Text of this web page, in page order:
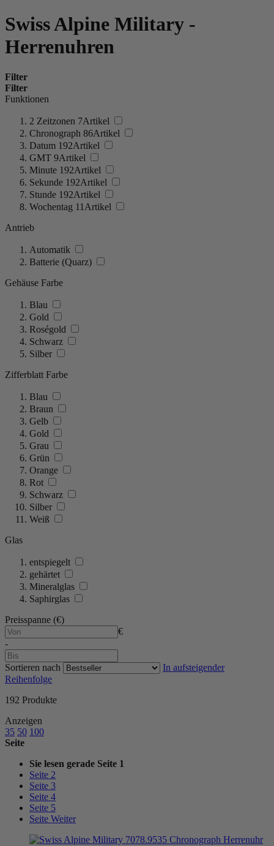
Swiss Alpine Military -
Herrenuhren
Filter
Filter
Funktionen
2 Zeitzonen 7Artikel
Chronograph 86Artikel
Datum 192Artikel
GMT 9Artikel
Minute 192Artikel
Sekunde 192Artikel
Stunde 192Artikel
Wochentag 11 Artikel
Antrieb
Automatik
Batterie (Quarz)
Gehäuse Farbe
Blau
Gold
Roségold
Schwarz
Silber
Zifferblatt Farbe
Blau
Braun
Gelb
Gold
Grau
Grün
Orange
Rot
Schwarz
Silber
Weiß
Glas
entspiegelt
gehärtet
Mineralglas
Saphirglas
Preisspanne (€)
€
-
Sortieren nach
In aufsteigender
Reihenfolge
192 Produkte
Anzeigen
35 50 100
Seite
Sie lesen gerade Seite 1
Seite 2
Seite 3
Seite 4
Seite 5
Seite Weiter